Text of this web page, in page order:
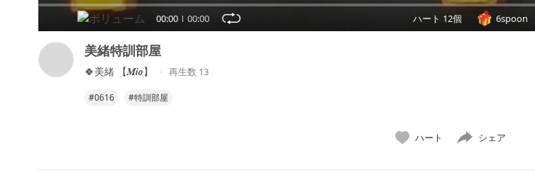
00:00 00:00 ハート 12個 6spoon
美緒特訓部屋
🍀︎‬美緒 【𝑴𝒊𝒐】 再生数 13
#0616 #特訓部屋
ハート シェア